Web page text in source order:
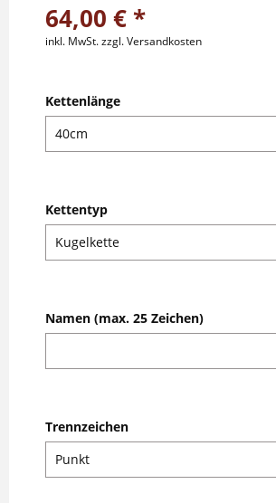
64,00 € *
inkl. MwSt.zzgl. Versandkosten
Kettenlänge
Kettentyp
Namen (max. 25 Zeichen)
Trennzeichen